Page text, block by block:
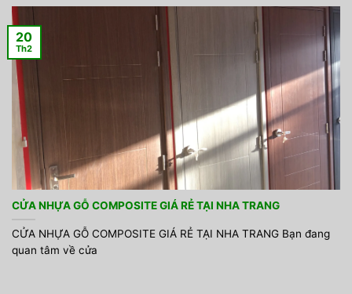
CỬA NHỰA GỖ COMPOSITE GIÁ RẺ TẠI NHA TRANG
CỬA NHỰA GỖ COMPOSITE GIÁ RẺ TẠI NHA TRANG Bạn đang
quan tâm về cửa
20
Th2